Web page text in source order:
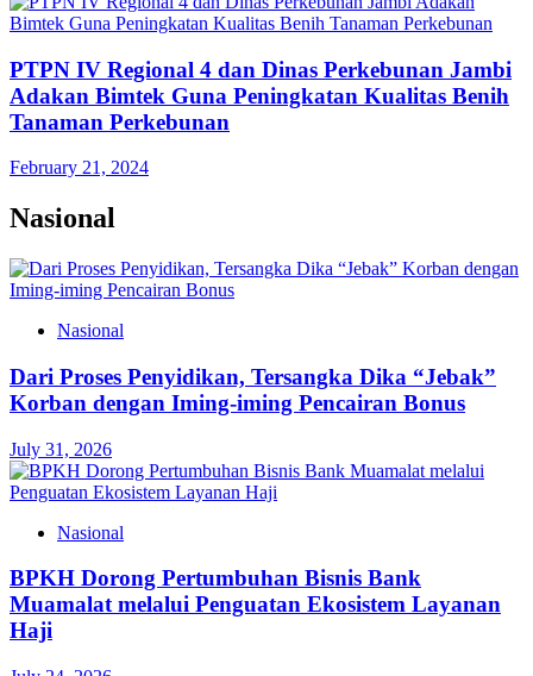
PTPN IV Regional 4 dan Dinas Perkebunan Jambi
Adakan Bimtek Guna Peningkatan Kualitas Benih
Tanaman Perkebunan
February 21, 2024
Nasional
Nasional
Dari Proses Penyidikan, Tersangka Dika “Jebak”
Korban dengan Iming-iming Pencairan Bonus
July 31, 2026
Nasional
BPKH Dorong Pertumbuhan Bisnis Bank
Muamalat melalui Penguatan Ekosistem Layanan
Haji